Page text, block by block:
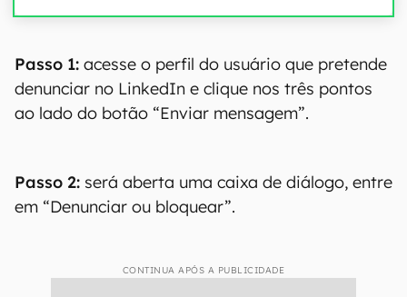
Passo 1: acesse o perfil do usuário que pretende
denunciar no LinkedIn e clique nos três pontos
ao lado do botão “Enviar mensagem”.
Passo 2: será aberta uma caixa de diálogo, entre
em “Denunciar ou bloquear”.
CONTINUA APÓS A PUBLICIDADE